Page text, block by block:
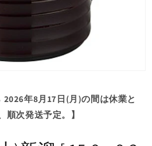
2026年8月17日(月)の間は休業と
順次発送予定。】